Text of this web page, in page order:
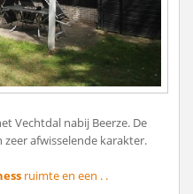
Vechtdal nabij Beerze. De
afwisselende karakter.
ruimte en een . .